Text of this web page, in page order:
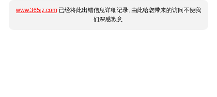
www.365jz.com 已经将此出错信息详细记录, 由此给您带来的访问不便我
们深感歉意.